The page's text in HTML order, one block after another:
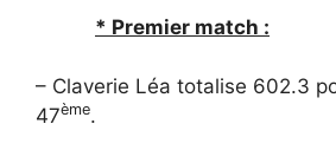
* Premier match :
– Claverie Léa totalise 602.3
47ème.